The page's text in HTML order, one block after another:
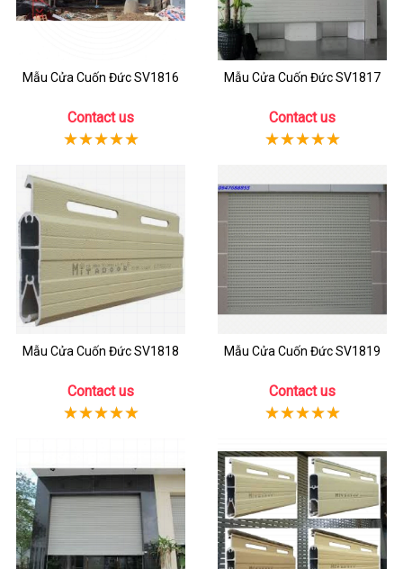
Mẫu Cửa Cuốn Đức SV1816
Contact us
Mẫu Cửa Cuốn Đức SV1817
Contact us
Mẫu Cửa Cuốn Đức SV1818
Contact us
Mẫu Cửa Cuốn Đức SV1819
Contact us